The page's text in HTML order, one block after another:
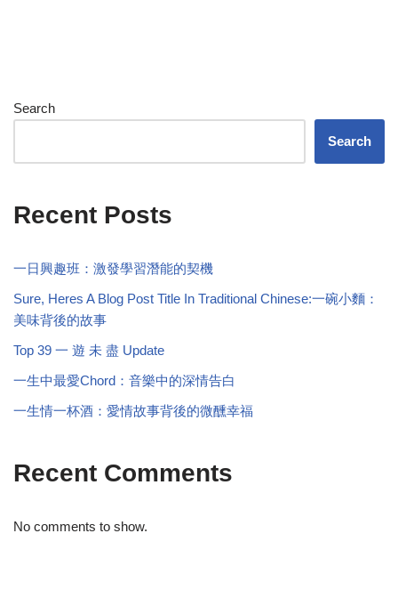
Search
Search
Recent Posts
一日興趣班：激發學習潛能的契機
Sure, Heres A Blog Post Title In Traditional Chinese:一碗小麵：
美味背後的故事
Top 39 一 遊 未 盡 Update
一生中最愛Chord：音樂中的深情告白
一生情一杯酒：愛情故事背後的微醺幸福
Recent Comments
No comments to show.